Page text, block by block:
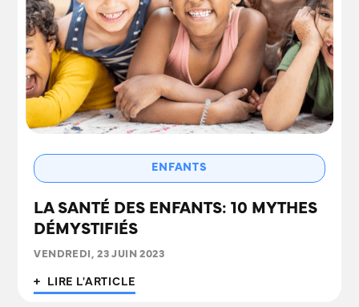
ENFANTS
LA SANTÉ DES ENFANTS: 10 MYTHES
DÉMYSTIFIÉS
VENDREDI, 23 JUIN 2023
+ LIRE L'ARTICLE